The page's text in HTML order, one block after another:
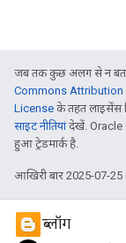
जब तक कुछ अलग से न
Commons Attribution
License के तहत लाइसेंस
साइट नीतियांदेखें. Oracle
हुआ ट्रेडमार्क है.
आखिरी बार 2025-07-25
ब्लॉग